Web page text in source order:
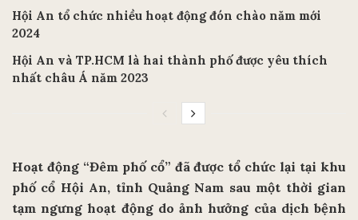
Hội An tổ chức nhiều hoạt động đón chào năm mới
2024
Hội An và TP.HCM là hai thành phố được yêu thích
nhất châu Á năm 2023
Hoạt động “Đêm phố cổ” đã được tổ chức lại tại khu
phố cổ Hội An, tỉnh Quảng Nam sau một thời gian
tạm ngưng hoạt động do ảnh hưởng của dịch bệnh